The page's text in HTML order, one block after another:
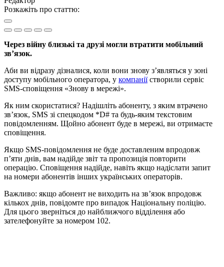
Розкажіть про статтю:
Через війну близькі та друзі могли втратити мобільний
зв’язок.
Аби ви відразу дізналися, коли вони знову з’являться у зоні
доступу мобільного оператора, у компаніїстворили сервіс
SMS-сповіщення «Знову в мережі».
Як ним скористатися? Надішліть абоненту, з яким втрачено
зв’язок, SMS зі спецкодом *D# та будь-яким текстовим
повідомленням. Щойно абонент буде в мережі, ви отримаєте
сповіщення.
Якщо SMS-повідомлення не буде доставленим впродовж
п’яти днів, вам надійде звіт та пропозиція повторити
операцію. Сповіщення надійде, навіть якщо надіслати запит
на номери абонентів інших українських операторів.
Важливо: якщо абонент не виходить на зв’язок впродовж
кількох днів, повідомте про випадок Національну поліцію.
Для цього зверніться до найближчого відділення або
зателефонуйте за номером 102.